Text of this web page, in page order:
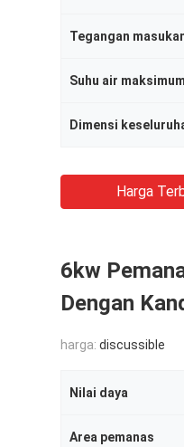
Tegangan
Suhu air maksimum
Harga
6kw
Dengan
harga: discussible
Nilai daya
Area pemanas